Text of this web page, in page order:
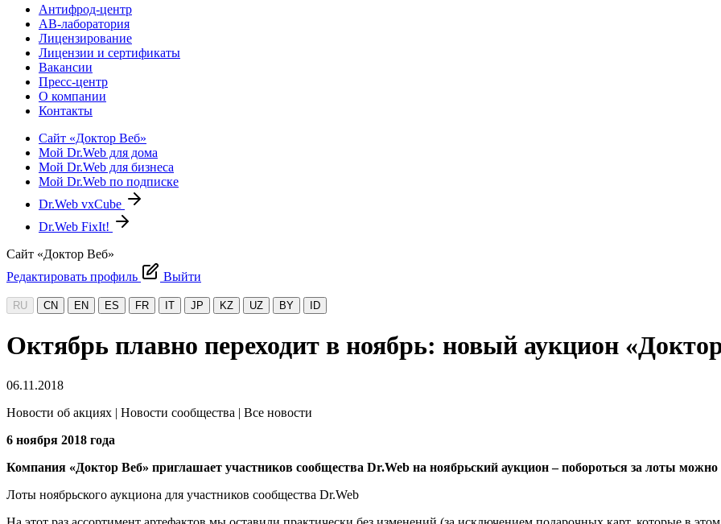
Антифрод-центр
АВ-лаборатория
Лицензирование
Лицензии и сертификаты
Вакансии
Пресс-центр
О компании
Контакты
Сайт «Доктор Веб»
Мой Dr.Web для дома
Мой Dr.Web для бизнеса
Мой Dr.Web по подписке
Dr.Web vxCube
Dr.Web FixIt!
Сайт «Доктор Веб»
Редактировать профиль
Выйти
RU CN EN ES FR IT JP KZ UZ BY ID
Октябрь плавно переходит в ноябрь: новый аукцион
06.11.2018
Новости об акциях | Новости сообщества | Все новости
6 ноября 2018 года
Компания «Доктор Веб» приглашает участников сообщества Dr.Web на ноябрьский аукцион – побороться за лоты
Лоты ноябрьского аукциона для участников сообщества Dr.Web